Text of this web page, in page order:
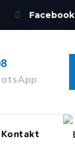
Facebook
Kontakt